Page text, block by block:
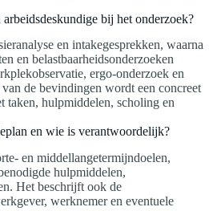
bij het onderzoek?
en intakegesprekken, waarna
en belastbaarheidsonderzoeken
ergo-onderzoek en
de bevindingen wordt een concreet
taken, hulpmiddelen, scholing en
en wie is verantwoordelijk?
en middellangetermijndoelen,
hulpmiddelen,
Het beschrijft ook de
werknemer en eventuele